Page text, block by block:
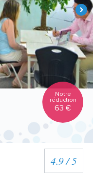
Notre
réduction
63 €
4.9/ 5